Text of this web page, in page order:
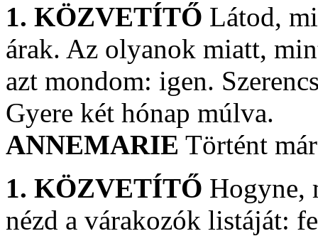
1. KÖZVETÍTŐ Látod,
árak. Az olyanok miatt,
azt mondom: igen.
Gyere két hónap múlva.
ANNEMARIE Történt
1. KÖZVETÍTŐ Hogyne,
nézd a várakozók listáját: